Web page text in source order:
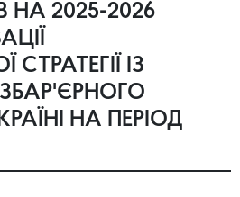
2025-2026
ІЗ
НА ПЕРІОД